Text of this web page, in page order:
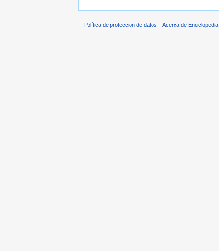
Política de protección de datos Acerca de